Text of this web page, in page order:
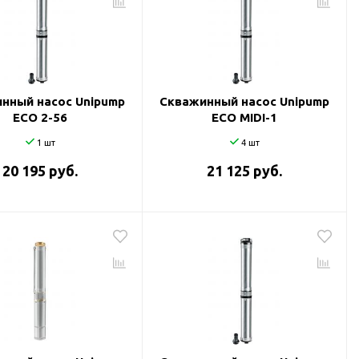
насос Unipump
ECO 2-56
1 шт
20 195 руб.
Скважинный насос Unipump
ECO MIDI-1
4 шт
21 125 руб.